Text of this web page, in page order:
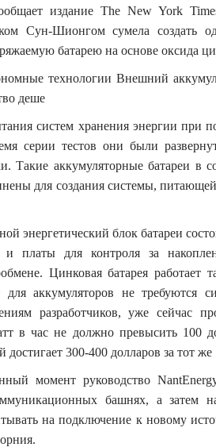
издание The New York
Сун-Шионгом сумела создать
батарею на основе оксида
систем хранения энергии при
серии тестов они были
Такие аккумуляторные батареи в
для создания системы,
энергетический блок батареи
и платы для контроля за
Цинковая батарея
для аккумуляторов не требуются
разработчиков, уже сейчас
в час не должно превысить 100
достигает 300-400 долларов за тот
момент руководство
башнях, а затем
на подключение к новому